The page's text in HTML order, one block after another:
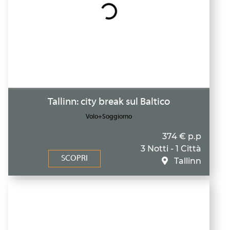
Tallinn: city break sul Baltico
Volo+Soggiorno
SCOPRI
374 € p.p
3 Notti - 1 Città
Tallinn